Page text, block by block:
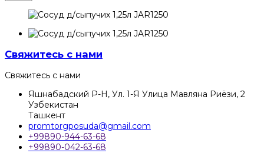
Свяжитесь с нами
Свяжитесь с нами
Яшнабадский Р-Н, Ул. 1-Я Улица Мавляна Риёзи, 2
Узбекистан
Ташкент
promtorgposuda@gmail.com
+99890-944-63-68
+99890-042-63-68